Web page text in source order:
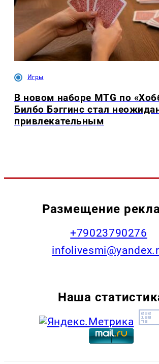
Игры
В новом наборе MTG по
Билбо Бэггинс стал
привлекательным
Размещение
+79023790276
Наша